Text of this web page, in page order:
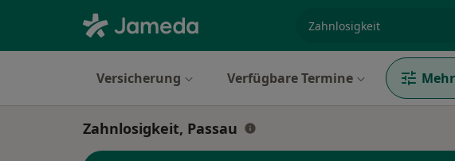
Versicherung Verfügbare Termine
Zahnlosigkeit, Passau